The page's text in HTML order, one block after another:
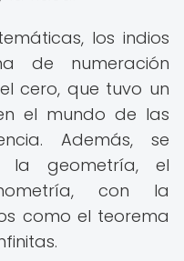
los indios
de numeración
cero, que tuvo un
el mundo de las
Además, se
la geometría, el
con la
como el teorema